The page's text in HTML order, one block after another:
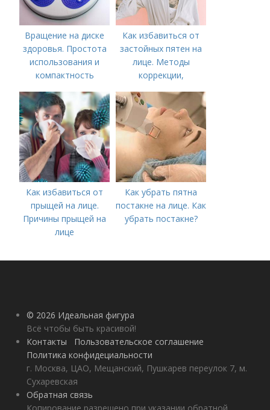
Вращение на диске
здоровья. Простота
использования и
компактность
Как избавиться от
застойных пятен на
лице. Методы
коррекции,
акне и удаления
рубцов и шрамов
постакне
Как избавиться от
прыщей на лице.
Причины прыщей на
лице
Как убрать пятна
постакне на лице. Как
убрать постакне?
© 2026 Идеальная фигура
Всё чтобы быть красивой!
Контакты
Пользовательское соглашение
Политика конфидециальности
г. Москва, ЦАО, Мещанский, Пушкарев переулок 7, м.
Сухаревская
Обратная связь